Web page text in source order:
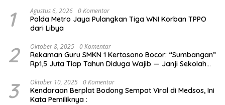
1 Agustus 6, 2026 0 Komentar
Polda Metro Jaya Pulangkan Tiga WNI Korban TPPO
dari Libya
2 Oktober 8, 2025 0 Komentar
Rekaman Guru SMKN 1 Kertosono Bocor: “Sumbangan”
Rp1,5 Juta Tiap Tahun Diduga Wajib — Janji Sekolah
3 Oktober 10, 2025 0 Komentar
Kendaraan Berplat Bodong Sempat Viral di Medsos, Ini
Kata Pemiliknya :